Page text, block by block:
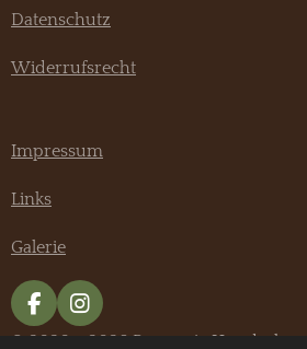
Datenschutz
Widerrufsrecht
Impressum
Links
Galerie
F
a
I
n
© 2020 - 2026 Pannonia Hundeshop